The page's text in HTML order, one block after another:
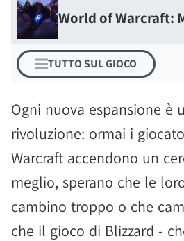
World of Warcraft:
TUTTO SUL GIOCO
Ogni nuova espansione è
rivoluzione: ormai i
Warcraft accendono un
meglio, sperano che le
cambino troppo o che
che il gioco di Blizzard -